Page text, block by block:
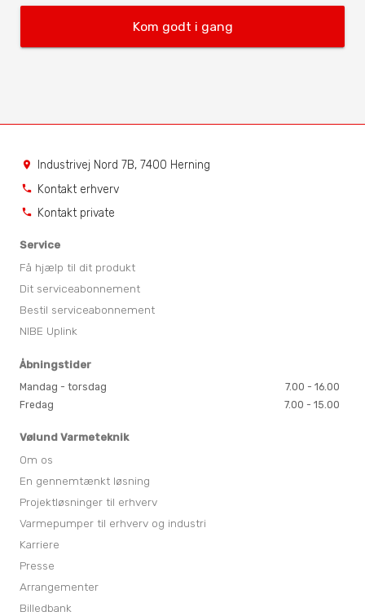
Kom godt i gang
location_on Industrivej Nord 7B, 7400 Herning
phone Kontakt erhverv
phone Kontakt private
Service
Få hjælp til dit produkt
Dit serviceabonnement
Bestil serviceabonnement
NIBE Uplink
Åbningstider
Mandag - torsdag
7.00 - 16.00
Fredag
7.00 - 15.00
Vølund Varmeteknik
Om os
En gennemtænkt løsning
Projektløsninger til erhverv
Varmepumper til erhverv og industri
Karriere
Presse
Arrangementer
Billedbank